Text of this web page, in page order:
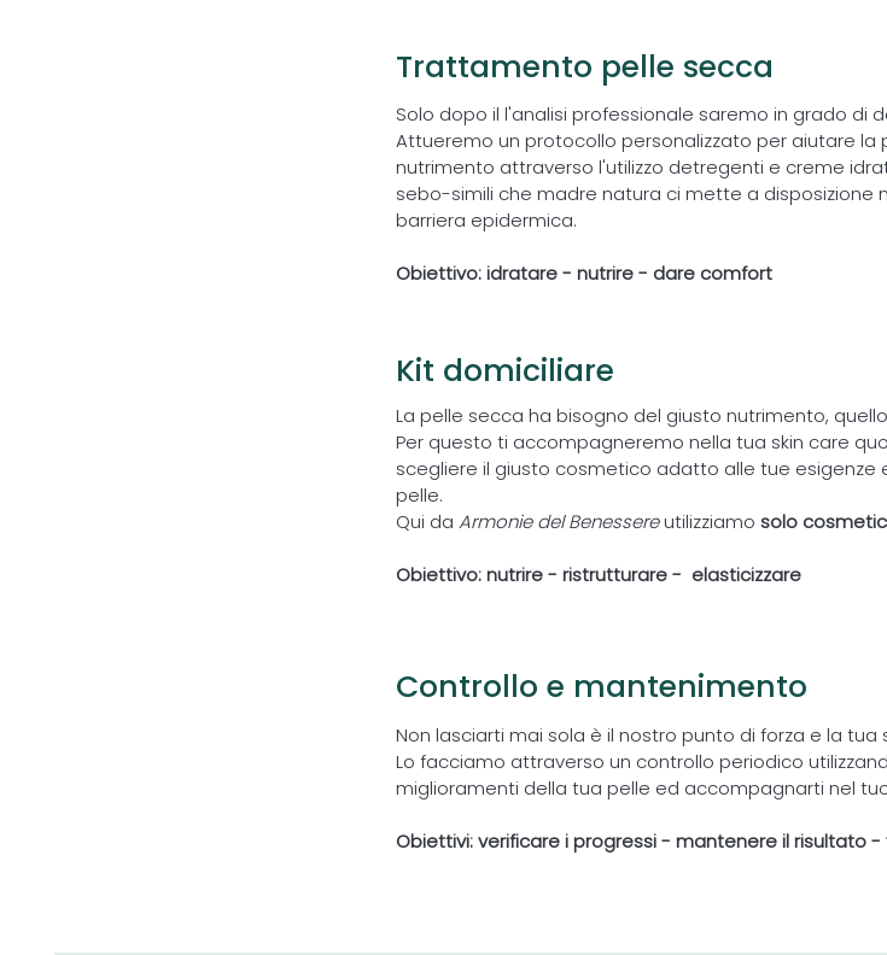
Trattamento pelle secca
Solo dopo il l'analisi professionale saremo in grado di
Attueremo un protocollo personalizzato per aiutare
nutrimento attraverso l'utilizzo detregenti e creme
sebo-simili che madre natura ci mette a disposizione
barriera epidermica.
Obiettivo: idratare - nutrire - dare comfort
Kit domiciliare
La pelle secca ha bisogno del giusto nutrimento,
Per questo ti accompagneremo nella tua skin care
scegliere il giusto cosmetico adatto alle tue
pelle.
Qui da Armonie del Benessereutilizziamo solo
Obiettivo: nutrire - ristrutturare - elasticizzare
Controllo e mantenimento
Non lasciarti mai sola è il nostro punto di forza e la
Lo facciamo attraverso un controllo periodico
miglioramenti della tua pelle ed accompagnarti nel
Obiettivi: verificare i progressi - mantenere il risultato